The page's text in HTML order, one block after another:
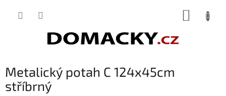
Metalický potah C 124x45cm
stříbrný